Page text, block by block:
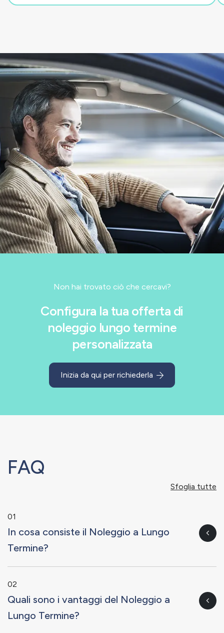
Non hai trovato ciò che cercavi?
Configura la tua offerta di
noleggio lungo termine
personalizzata
Inizia da qui per richiederla
FAQ
Sfoglia tutte
01
In cosa consiste il Noleggio a Lungo
Termine?
02
Quali sono i vantaggi del Noleggio a
Lungo Termine?